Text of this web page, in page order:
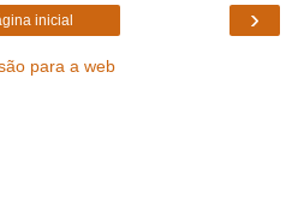
›
inicial
para a web